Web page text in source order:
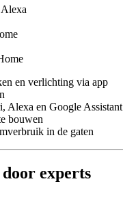
en verlichting via app
Alexa en Google Assistant
bouwen
in de gaten
experts